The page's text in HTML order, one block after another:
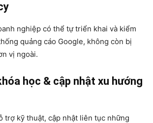
nghiệp có thể tự triển khai và kiểm
quảng cáo Google, không còn bị
vị ngoài.
học & cập nhật xu hướng
trợ kỹ thuật, cập nhật liên tục những